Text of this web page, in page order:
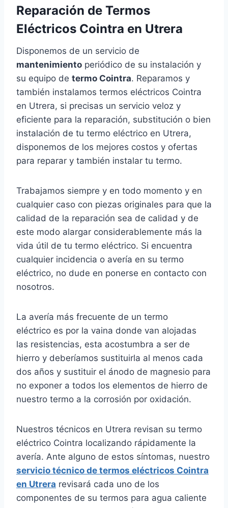
Reparación de Termos
Eléctricos Cointra en Utrera
Disponemos de un servicio de
mantenimiento periódico de su instalación y
su equipo de termo Cointra. Reparamos y
también instalamos termos eléctricos Cointra
en Utrera, si precisas un servicio veloz y
eficiente para la reparación, substitución o bien
instalación de tu termo eléctrico en Utrera,
disponemos de los mejores costos y ofertas
para reparar y también instalar tu termo.
Trabajamos siempre y en todo momento y en
cualquier caso con piezas originales para que la
calidad de la reparación sea de calidad y de
este modo alargar considerablemente más la
vida útil de tu termo eléctrico. Si encuentra
cualquier incidencia o avería en su termo
eléctrico, no dude en ponerse en contacto con
nosotros.
La avería más frecuente de un termo
eléctrico es por la vaina donde van alojadas
las resistencias, esta acostumbra a ser de
hierro y deberíamos sustituirla al menos cada
dos años y sustituir el ánodo de magnesio para
no exponer a todos los elementos de hierro de
nuestro termo a la corrosión por oxidación.
Nuestros técnicos en Utrera revisan su termo
eléctrico Cointra localizando rápidamente la
avería. Ante alguno de estos síntomas, nuestro
servicio técnico de termos eléctricos Cointra
en Utrera revisará cada uno de los
componentes de su termos para agua caliente